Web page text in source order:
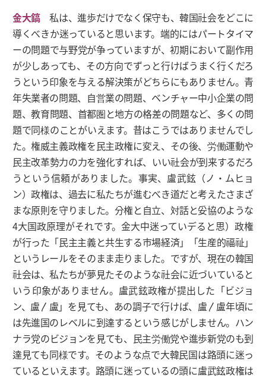
金大鎬私は、進歩だけでなく保守も、韓国社会をどこに
導くべきか迷っていると思います。端的にはパートタイマ
ーの問題で与野党が争っていますが、初期において副作用
が少しあっても、その方向でずっと行けばうまく行くだろ
うという印象を与える解決策がどちらにもありません。青
年失業者の問題、自営業の問題、ベンチャー中小企業の問
題、教育問題、首都圏と地方の格差の問題など、多くの問
題で同様のことがいえます。昔はこうではありませんでし
た。権威主義政権を民主政権に変え、その後、労働運動や
民主改革勢力の力を強化すれば、いい社会が到来するだろ
うという信頼がありました。事実、盧武鉉（ノ・ムヒョ
ン）政権は、過去に私たちが進むべき道だと考えたさまざ
まな原則を守りました。分権と自立、対話と妥協のような
4大国政原理がそれです。金大中迷っていデると思）政権
が行った「民主主義と共生する市場経済」「生産的福祉」
というレールをそのまま走りました。ですが、現在の韓国
社会は、私たちが夢見たそのような社会に近づいていると
いう印象がありません。盧武鉉政権が提出した「ビジョ
ン、盧〳盧」を見ても、あの調子で行けば、盧〳盧年頃に
は先進国のレベルに到達するという感じがしません。ハン
ナラ党のビジョンを見ても、民主労働党や進歩新党のも到
達見ても同様です。そのような点で大韓民国は路頭に迷っ
ているといえます。路頭に迷っているの頭に盧武鉉政権は